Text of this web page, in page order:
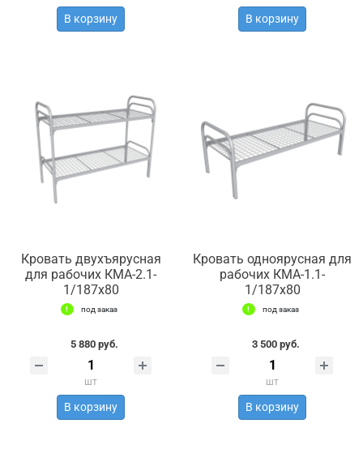
В корзину В корзину
Кровать двухъярусная
для рабочих КМА-2.1-
1/187х80
под заказ
5 880 руб.
шт
В корзину
Кровать одноярусная для
рабочих КМА-1.1-
1/187х80
под заказ
3 500 руб.
шт
В корзину